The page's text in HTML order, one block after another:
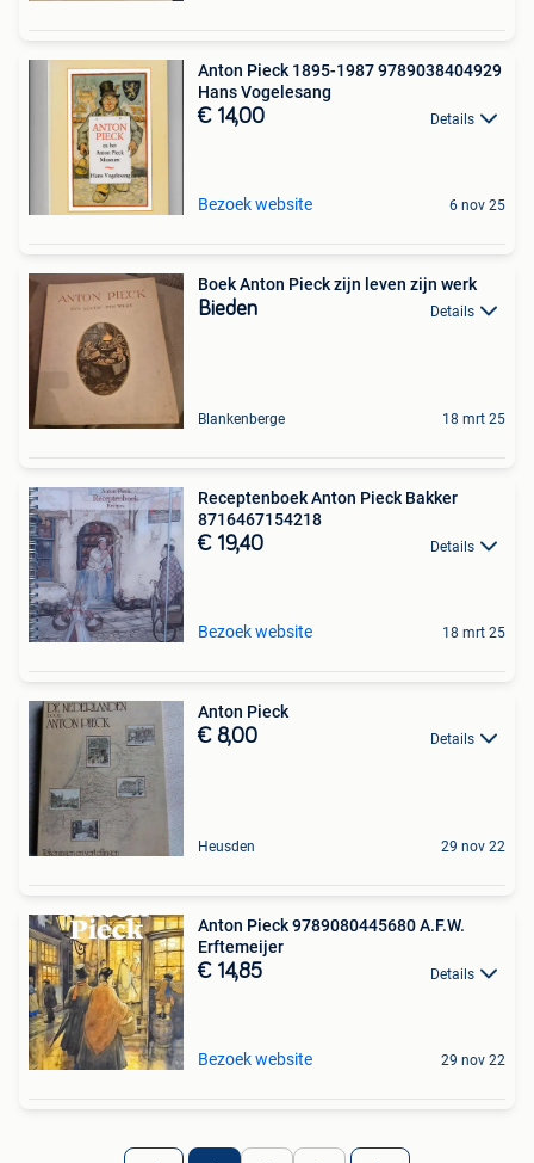
Anton Pieck 1895-1987 9789038404929
Hans Vogelesang
€ 14,00 Details
Bezoek website 6 nov 25
Boek Anton Pieck zijn leven zijn werk
Bieden Details
Blankenberge 18 mrt 25
Receptenboek Anton Pieck Bakker
8716467154218
€ 19,40 Details
Bezoek website 18 mrt 25
Anton Pieck
€ 8,00 Details
Heusden 29 nov 22
Anton Pieck 9789080445680 A.F.W.
Erftemeijer
€ 14,85 Details
Bezoek website 29 nov 22